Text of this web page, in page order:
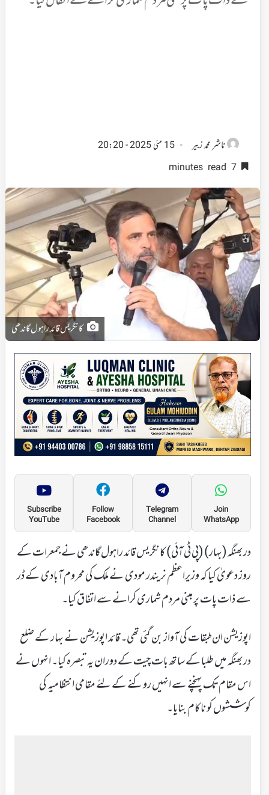
ناشرمحمد زبیر
15 مئی 2025 - 20:20
7 minutes read
کانگریس قائد راہول گاندھی
Join
WhatsApp
Telegram
Channel
Follow
Facebook
Subscribe
YouTube
دربھنگہ(بہار) (پی ٹی آئی) کانگریس قائد راہول گاندھی نے جمعرات کے
روز دعویٰ کیا کہ وزیراعظم نریندر مودی نے ملک کی محروم آبادی کے ڈر
سے ذات پات پر مبنی مردم شماری کرانے سے اتفاق کیا۔
اپوزیشن ان طبقات کی آواز بن گئی تھی۔ قائد اپوزیشن نے بہار کے ضلع
دربھنگہ میں طلبا کے ساتھ بات چیت کے دوران یہ تبصرہ کیا۔ انہوں نے
اس مقام تک پہنچنے سے انہیں روکنے کے لئے مقامی انتظامیہ کی
کوششوں کو ناکام بنایا۔